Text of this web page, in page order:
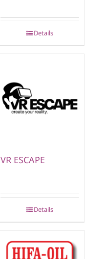
Details
VR ESCAPE
Details